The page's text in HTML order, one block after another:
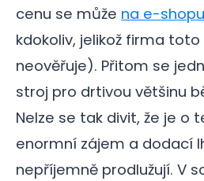
cenu se může na e-
kdokoliv, jelikož firma toto
neověřuje). Přitom se
stroj pro drtivou většinu
Nelze se tak divit, že je o
enormní zájem a dodací
nepříjemně prodlužují. V